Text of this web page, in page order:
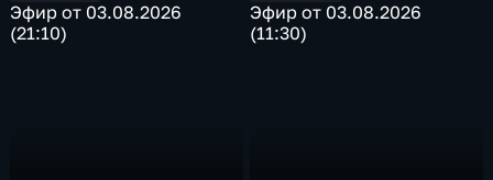
Эфир от 03.08.2026
(21:10)
Эфир от 03.08.2026
(11:30)